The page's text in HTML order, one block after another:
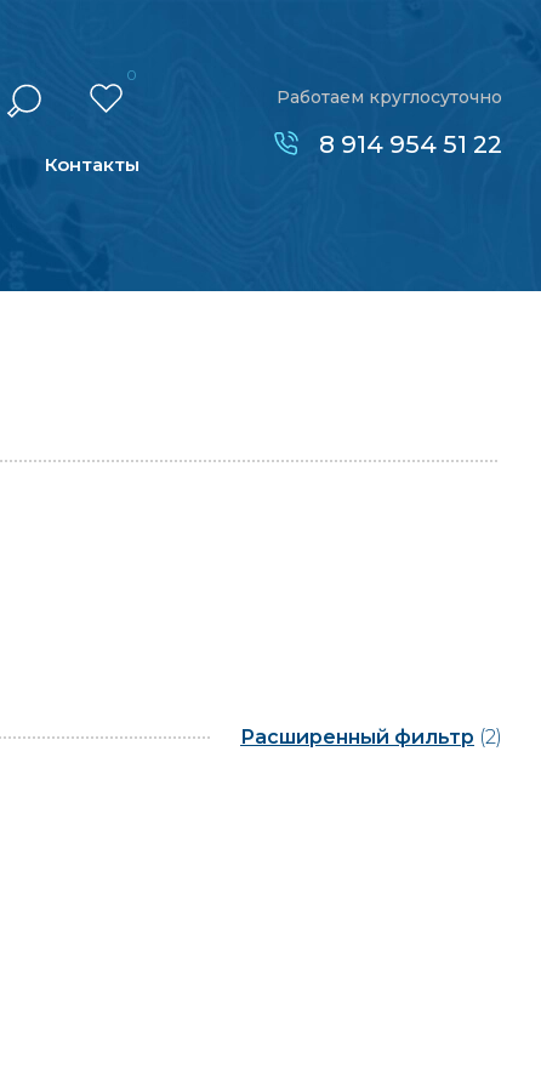
0
Контакты
Работаем круглосуточно
8 914 954 51 22
Расширенный фильтр (2)